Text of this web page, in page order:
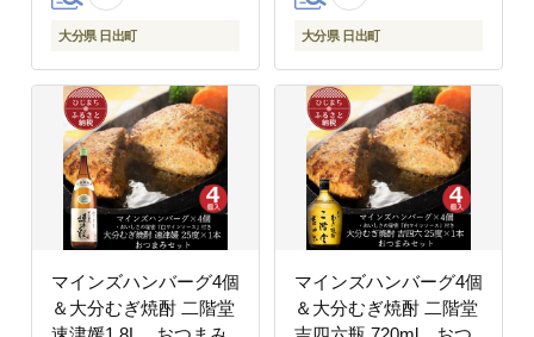
大分県 日出町 大分県 日出町
マインズハンバーグ4個
＆大分むぎ焼酎 二階堂
マインズハンバーグ4個
＆大分むぎ焼酎 二階堂